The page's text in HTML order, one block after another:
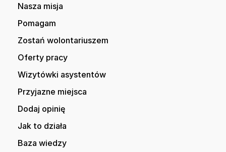
Nasza misja
Pomagam
Zostań wolontariuszem
Oferty pracy
Wizytówki asystentów
Przyjazne miejsca
Dodaj opinię
Jak to działa
Baza wiedzy